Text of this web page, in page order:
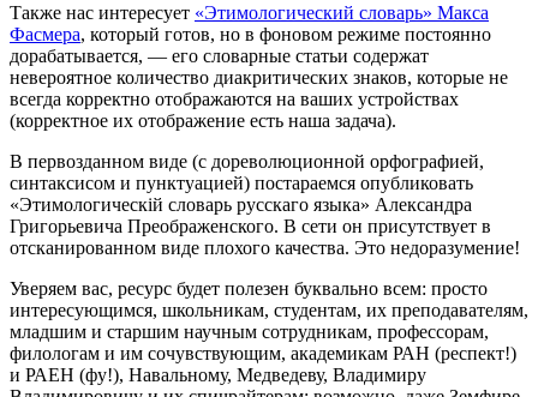
Также нас интересует «Этимологический словарь» Макса
Фасмера, который готов, но в фоновом режиме постоянно
дорабатывается, — его словарные статьи содержат
невероятное количество диакритических знаков, которые не
всегда корректно отображаются на ваших устройствах
(корректное их отображение есть наша задача).
В первозданном виде (с дореволюционной орфографией,
синтаксисом и пунктуацией) постараемся опубликовать
«Этимологическiй словарь русскаго языка» Александра
Григорьевича Преображенского. В сети он присутствует в
отсканированном виде плохого качества. Это недоразумение!
Уверяем вас, ресурс будет полезен буквально всем: просто
интересующимся, школьникам, студентам, их преподавателям,
младшим и старшим научным сотрудникам, профессорам,
филологам и им сочувствующим, академикам РАН (респект!)
и РАЕН (фу!), Навальному, Медведеву, Владимиру